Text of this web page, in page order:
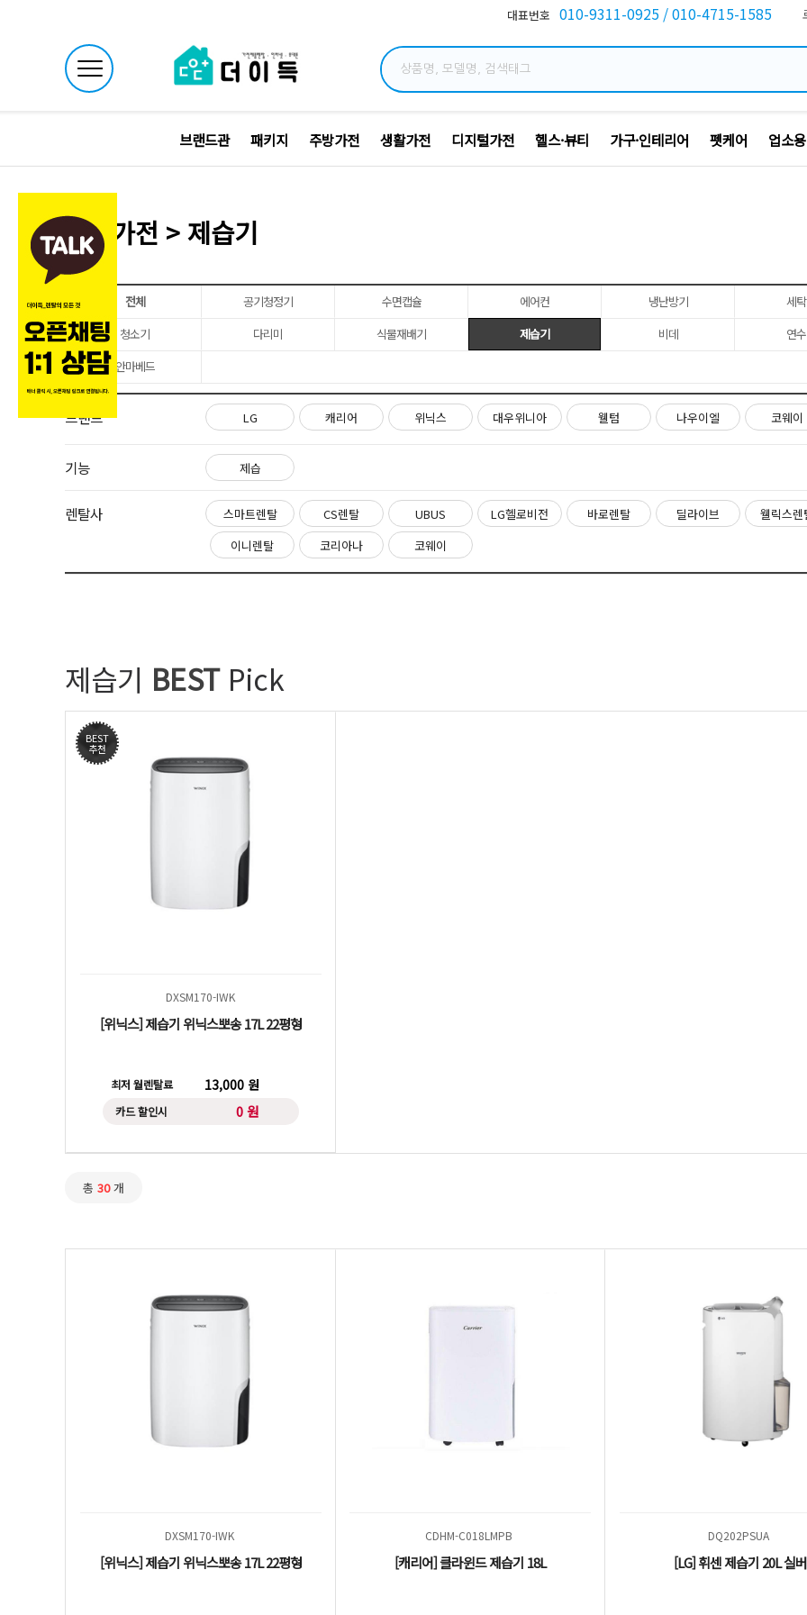
010-9311-0925 / 010-4715-1585
브랜드관 패키지 주방가전 생활가전 디지털가전 헬스·뷰티 가구·인테리어 펫케어 업소
생활가전 > 제습기
전체 공기청정기 수면캡슐 에어컨 냉난방기 세
청소기
다리미 식물재배기 제습기 비데 연
안마베드
브랜드 LG 캐리어 위닉스 대우위니아 웰텀 나우이엘 코웨이
기능 제습
렌탈사 스마트렌탈 CS렌탈 UBUS LG헬로비전 바로렌탈 딜라이브 웰릭스렌
이니렌탈
코리아나 코웨이
제습기 BESTPick
DXSM170-IWK
[위닉스] 제습기 위닉스뽀송 17L 22평형
최저 월렌탈료 13,000 원
카드 할인시 0 원
총 30개
DXSM170-IWK
[위닉스] 제습기 위닉스뽀송 17L 22평형
CDHM-C018LMPB
[캐리어] 클라윈드 제습기 18L
DQ202PSUA
[LG] 휘센 제습기 20L 실버